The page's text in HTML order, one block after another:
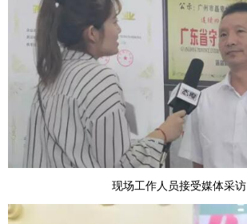
现场工作人员接受媒体采访